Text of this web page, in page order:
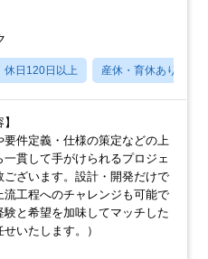
休日120日以上 産休・育休あり
要件定義・仕様の策定などの上
一貫して手がけられるプロジェ
ございます。設計・開発だけで
流工程へのチャレンジも可能で
験と希望を加味してマッチした
いたします。）